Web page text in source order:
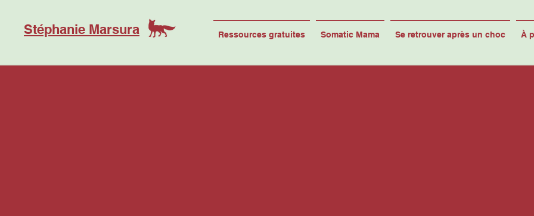
Stéphanie Marsura Ressources gratuites Somatic Mama Se retrouver après un choc À